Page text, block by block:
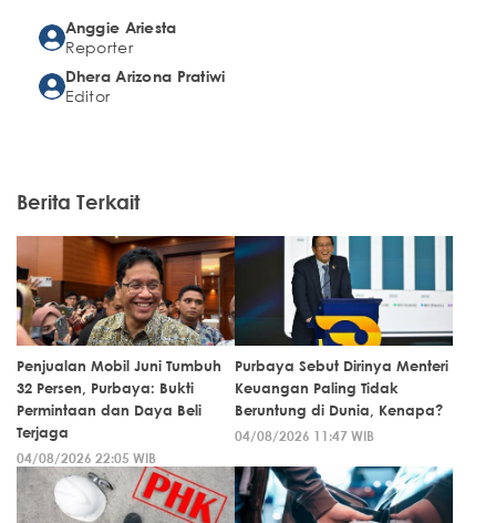
Anggie Ariesta
Reporter
Dhera Arizona Pratiwi
Editor
Berita Terkait
Penjualan Mobil Juni Tumbuh
32 Persen, Purbaya: Bukti
Permintaan dan Daya Beli
Terjaga
04/08/2026 22:05 WIB
Purbaya Sebut Dirinya Menteri
Keuangan Paling Tidak
Beruntung di Dunia, Kenapa?
04/08/2026 11:47 WIB